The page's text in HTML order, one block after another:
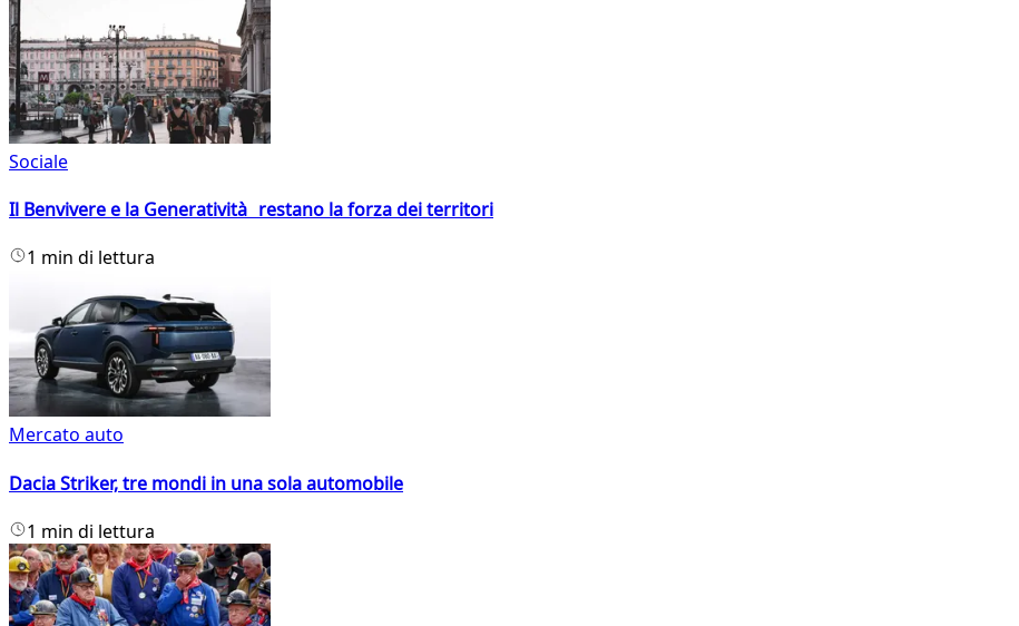
Sociale
Il Benvivere e la Generatività restano la forza dei territori
1 min di lettura
Mercato auto
Dacia Striker, tre mondi in una sola automobile
1 min di lettura